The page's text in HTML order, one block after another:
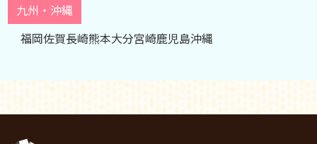
九州・沖縄
福岡佐賀長崎熊本大分宮崎鹿児島沖縄